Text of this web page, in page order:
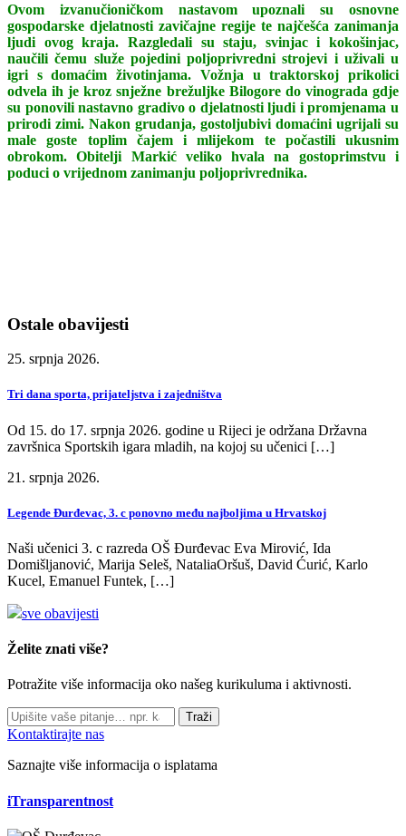
Ovom izvanučioničkom nastavom upoznali su osnovne
gospodarske djelatnosti zavičajne regije te najčešća zanimanja
ljudi ovog kraja. Razgledali su staju, svinjac i kokošinjac,
naučili čemu služe pojedini poljoprivredni strojevi i uživali u
igri s domaćim životinjama. Vožnja u traktorskoj prikolici
odvela ih je kroz snježne brežuljke Bilogore do vinograda gdje
su ponovili nastavno gradivo o djelatnosti ljudi i promjenama u
prirodi zimi. Nakon grudanja, gostoljubivi domaćini ugrijali su
male goste toplim čajem i mlijekom te počastili ukusnim
obrokom. Obitelji Markić veliko hvala na gostoprimstvu i
poduci o vrijednom zanimanju poljoprivrednika.
Ostale obavijesti
25. srpnja 2026.
Tri dana sporta, prijateljstva i zajedništva
Od 15. do 17. srpnja 2026. godine u Rijeci je održana Državna
završnica Sportskih igara mladih, na kojoj su učenici […]
21. srpnja 2026.
Legende Đurđevac, 3. c ponovno među najboljima u Hrvatskoj
Naši učenici 3. c razreda OŠ Đurđevac Eva Mirović, Ida
Domišljanović, Marija Seleš, NataliaOršuš, David Ćurić, Karlo
Kucel, Emanuel Funtek, […]
sve obavijesti
Želite znati više?
Potražite više informacija oko našeg kurikuluma i aktivnosti.
Traži
Kontaktirajte nas
Saznajte više informacija o isplatama
iTransparentnost